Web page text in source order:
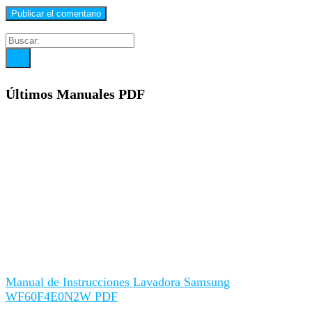
Últimos Manuales PDF
Manual de Instrucciones Lavadora Samsung
WF60F4E0N2W PDF